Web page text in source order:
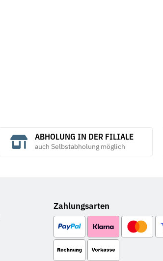
ABHOLUNG IN DER FILIALE
auch Selbstabholung möglich
Zahlungsarten